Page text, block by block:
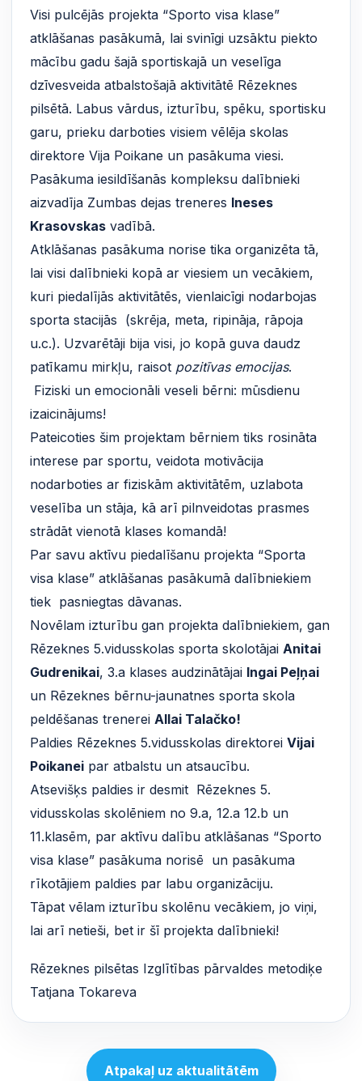
Visi pulcējās projekta “Sporto visa klase”
atklāšanas pasākumā, lai svinīgi uzsāktu piekto
mācību gadu šajā sportiskajā un veselīga
dzīvesveida atbalstošajā aktivitātē Rēzeknes
pilsētā. Labus vārdus, izturību, spēku, sportisku
garu, prieku darboties visiem vēlēja skolas
direktore Vija Poikane un pasākuma viesi.
Pasākuma iesildīšanās kompleksu dalībnieki
aizvadīja Zumbas dejas treneres Ineses
Krasovskas vadībā.
Atklāšanas pasākuma norise tika organizēta tā,
lai visi dalībnieki kopā ar viesiem un vecākiem,
kuri piedalījās aktivitātēs, vienlaicīgi nodarbojas
sporta stacijās (skrēja, meta, ripināja, rāpoja
u.c.). Uzvarētāji bija visi, jo kopā guva daudz
patīkamu mirkļu, raisot pozitīvas emocijas.
Fiziski un emocionāli veseli bērni: mūsdienu
izaicinājums!
Pateicoties šim projektam bērniem tiks rosināta
interese par sportu, veidota motivācija
nodarboties ar fiziskām aktivitātēm, uzlabota
veselība un stāja, kā arī pilnveidotas prasmes
strādāt vienotā klases komandā!
Par savu aktīvu piedalīšanu projekta “Sporta
visa klase” atklāšanas pasākumā dalībniekiem
tiek pasniegtas dāvanas.
Novēlam izturību gan projekta dalībniekiem, gan
Rēzeknes 5.vidusskolas sporta skolotājai Anitai
Gudrenikai, 3.a klases audzinātājai Ingai Peļņai
un Rēzeknes bērnu-jaunatnes sporta skola
peldēšanas trenerei Allai Talačko!
Paldies Rēzeknes 5.vidusskolas direktorei Vijai
Poikanei par atbalstu un atsaucību.
Atsevišķs paldies ir desmit Rēzeknes 5.
vidusskolas skolēniem no 9.a, 12.a 12.b un
11.klasēm, par aktīvu dalību atklāšanas “Sporto
visa klase” pasākuma norisē un pasākuma
rīkotājiem paldies par labu organizāciju.
Tāpat vēlam izturību skolēnu vecākiem, jo viņi,
lai arī netieši, bet ir šī projekta dalībnieki!
Rēzeknes pilsētas Izglītības pārvaldes metodiķe
Tatjana Tokareva
Atpakaļ uz aktualitātēm